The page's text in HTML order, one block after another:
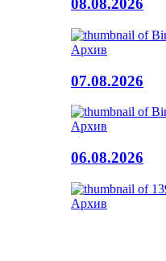
08.08.2026
Архив
07.08.2026
Архив
06.08.2026
Архив